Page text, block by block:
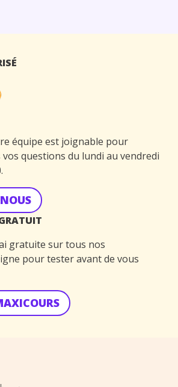
équipe est joignable pour
questions du lundi au vendredi
gratuite sur tous nos
pour tester avant de vous